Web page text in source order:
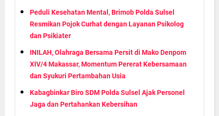
Peduli Kesehatan Mental, Brimob Polda Sulsel
Resmikan Pojok Curhat dengan Layanan Psikolog
dan Psikiater
INILAH, Olahraga Bersama Persit di Mako Denpom
XIV/4 Makassar, Momentum Pererat Kebersamaan
dan Syukuri Pertambahan Usia
Kabagbinkar Biro SDM Polda Sulsel Ajak Personel
Jaga dan Pertahankan Kebersihan